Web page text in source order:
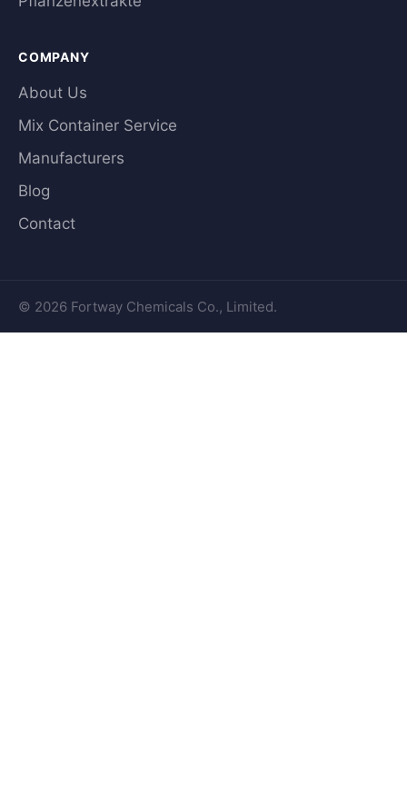
COMPANY
About Us
Mix Container Service
Manufacturers
Blog
Contact
© 2026 Fortway Chemicals Co., Limited.